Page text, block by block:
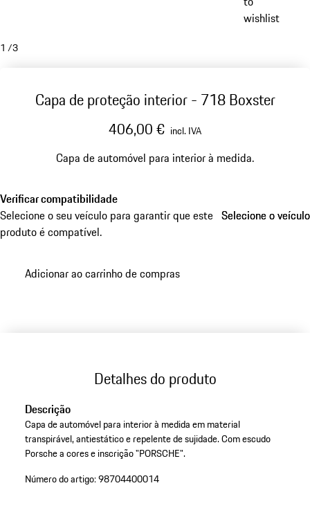
wishlist
1 /3
Capa de proteção interior - 718 Boxster
406,00 € incl. IVA
Capa de automóvel para interior à medida.
Verificar compatibilidade
Selecione o seu veículo para garantir que este
produto é compatível.
Selecione o veículo
Selecione o veículo
Adicionar ao carrinho de compras
Detalhes do produto
Descrição
Capa de automóvel para interior à medida em material
transpirável, antiestático e repelente de sujidade. Com escudo
Porsche a cores e inscrição "PORSCHE".
Número do artigo:98704400014